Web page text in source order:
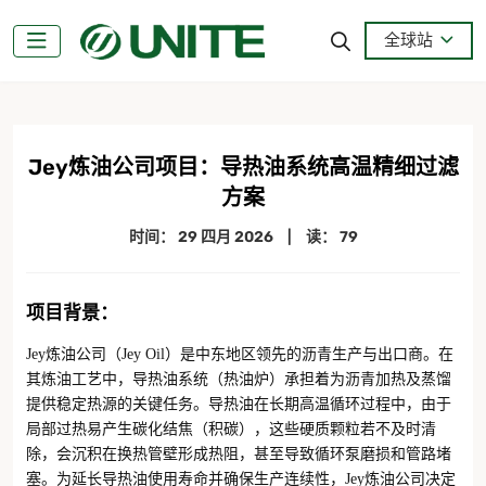
全球站
Jey炼油公司项目：导热油系统高温精细过滤
方案
时间： 29 四月 2026 读： 79
项目背景：
Jey炼油公司（Jey Oil）是中东地区领先的沥青生产与出口商。在
其炼油工艺中，导热油系统（热油炉）承担着为沥青加热及蒸馏
提供稳定热源的关键任务。导热油在长期高温循环过程中，由于
局部过热易产生碳化结焦（积碳），这些硬质颗粒若不及时清
除，会沉积在换热管壁形成热阻，甚至导致循环泵磨损和管路堵
塞。为延长导热油使用寿命并确保生产连续性，Jey炼油公司决定